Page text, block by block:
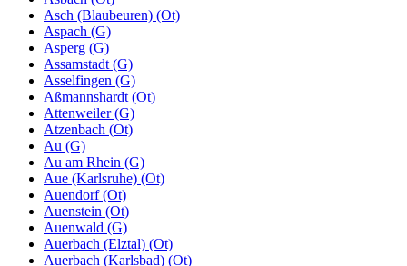
Asch (Blaubeuren) (Ot)
Aspach (G)
Asperg (G)
Assamstadt (G)
Asselfingen (G)
Aßmannshardt (Ot)
Attenweiler (G)
Atzenbach (Ot)
Au (G)
Au am Rhein (G)
Aue (Karlsruhe) (Ot)
Auendorf (Ot)
Auenstein (Ot)
Auenwald (G)
Auerbach (Elztal) (Ot)
Auerbach (Karlsbad) (Ot)